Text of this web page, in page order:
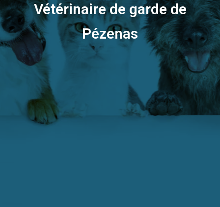
Vétérinaire de garde de
Pézenas